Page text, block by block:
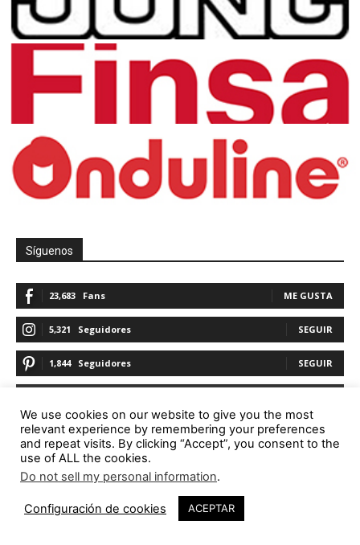
Síguenos
23,683 Fans ME GUSTA
5,321 Seguidores SEGUIR
1,844 Seguidores SEGUIR
Promoción
We use cookies on our website to give you the most
relevant experience by remembering your preferences
and repeat visits. By clicking “Accept”, you consent to the
use of ALL the cookies.
Do not sell my personal information.
Configuración de cookies ACEPTAR